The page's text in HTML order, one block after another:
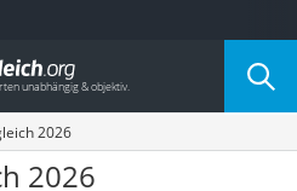
Kategorie
2026
2026